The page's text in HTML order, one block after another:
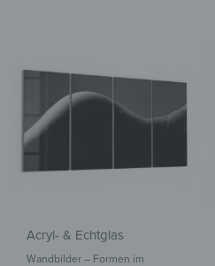
Acryl- & Echtglas
Wandbilder – Formen im